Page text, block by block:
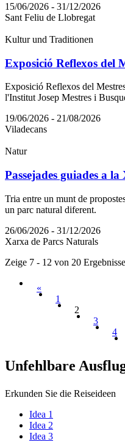
15/06/2026 - 31/12/2026
Sant Feliu de Llobregat
Kultur und Traditionen
Exposició Reflexos del
Exposició Reflexos del
l'Institut Josep Mestres i
19/06/2026 - 21/08/2026
Viladecans
Natur
Passejades guiades a
Tria entre un munt de
un parc natural diferent.
26/06/2026 - 31/12/2026
Xarxa de Parcs Naturals
Zeige 7 - 12 von 20
«
1
2
3
4
Unfehlbare
Erkunden Sie die Reiseideen
Idea 1
Idea 2
Idea 3